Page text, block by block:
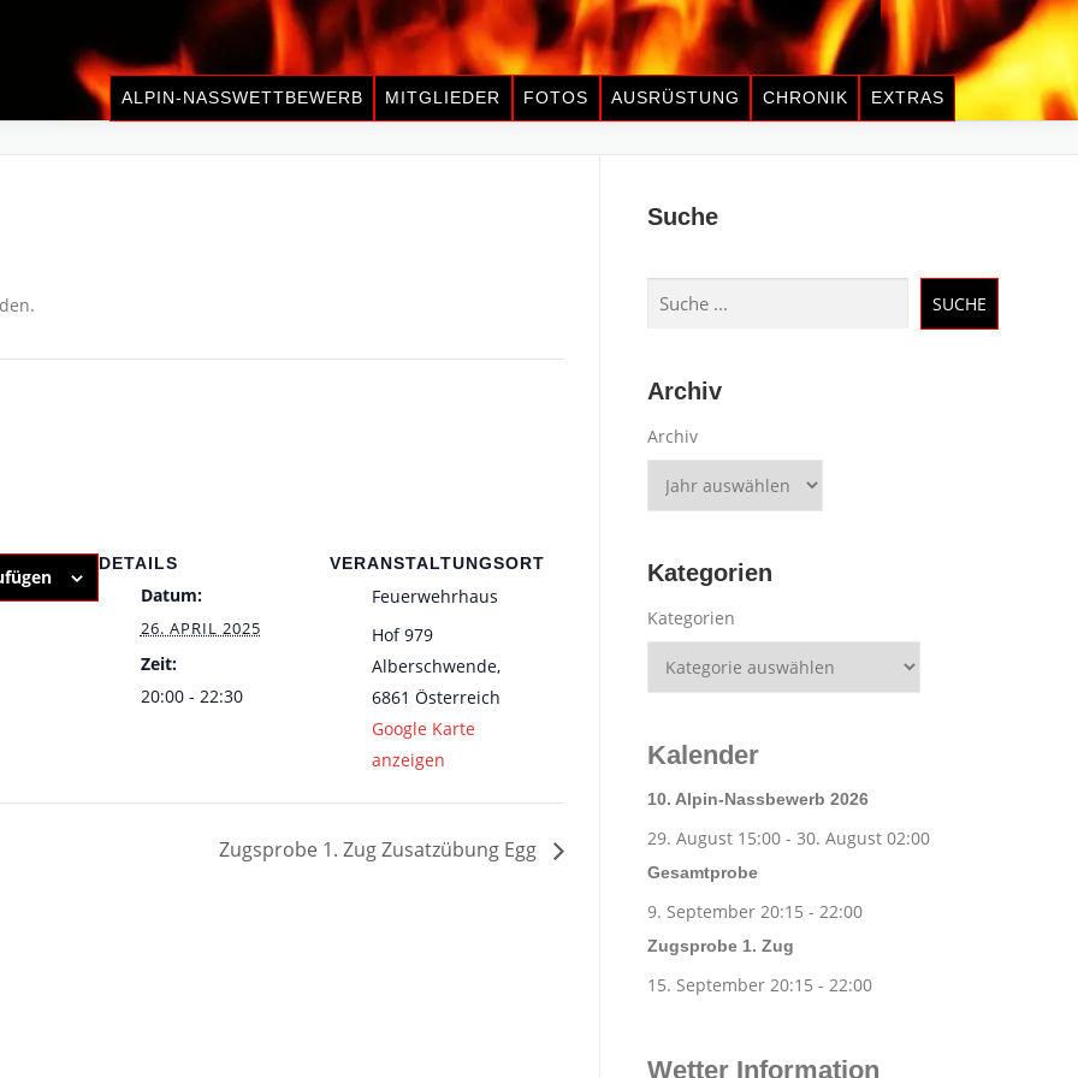
ALPIN-NASSWETTBEWERB MITGLIEDER FOTOS AUSRÜSTUNG CHRONIK EXTRAS
DETAILS
Datum:
26. APRIL 2025
Zeit:
20:00 - 22:30
VERANSTALTUNGSORT
Feuerwehrhaus
Hof 979
Alberschwende,
6861 Österreich
Google Karte
anzeigen
Zugsprobe 1. Zug Zusatzübung Egg
Suche
Suchen
SUCHE
Archiv
Archiv
Kategorien
Kategorien
Kalender
10. Alpin-Nassbewerb 2026
29. August 15:00 - 30. August 02:00
Gesamtprobe
9. September 20:15 - 22:00
Zugsprobe 1. Zug
15. September 20:15 - 22:00
Wetter Information